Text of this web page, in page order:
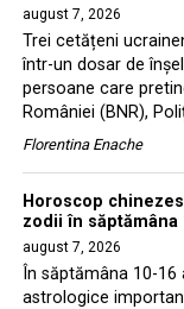
august 7, 2026
Trei cetățeni
într-un dosar de
persoane care
României (BNR),
Florentina Enache
Horoscop
zodii în
august 7, 2026
În săptămâna 10-
astrologice